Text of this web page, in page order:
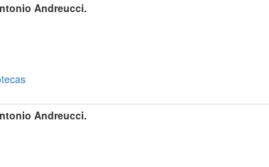
Andreucci.
Andreucci.